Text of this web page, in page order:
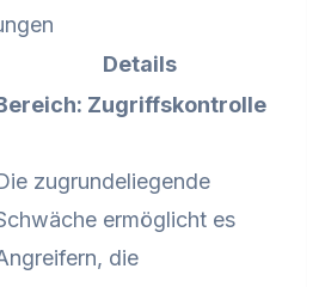
Details
Zugriffskontrolle
zugrundeliegende
ermöglicht es
die